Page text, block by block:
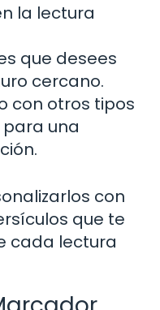
la lectura
que desees
cercano.
con otros tipos
una
con
que te
cada lectura